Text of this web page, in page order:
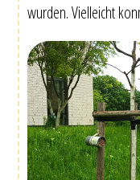
wurden. Vielleicht